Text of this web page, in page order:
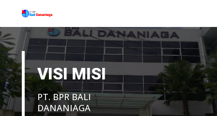
VISI MISI
PT. BPR BALI
DANANIAGA